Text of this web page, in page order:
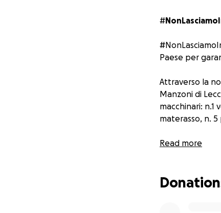
#
Paese per
Attraverso la
Manzoni di
macchinari:
materasso, n.
Insieme al dott.
Aiutateci
Read more